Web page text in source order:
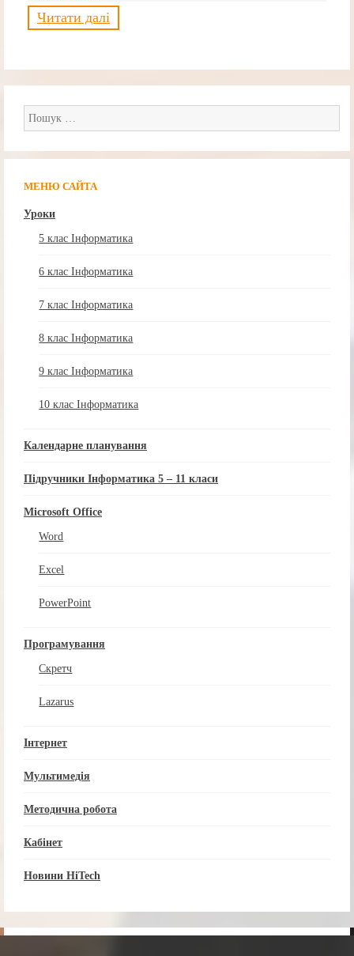
Читати далі
Пошук:
МЕНЮ САЙТА
Уроки
5 клас Інформатика
6 клас Інформатика
7 клас Інформатика
8 клас Інформатика
9 клас Інформатика
10 клас Інформатика
Календарне планування
Підручники Інформатика 5 – 11 класи
Microsoft Office
Word
Excel
PowerPoint
Програмування
Скретч
Lazarus
Інтернет
Мультимедія
Методична робота
Кабінет
Новини HiTech